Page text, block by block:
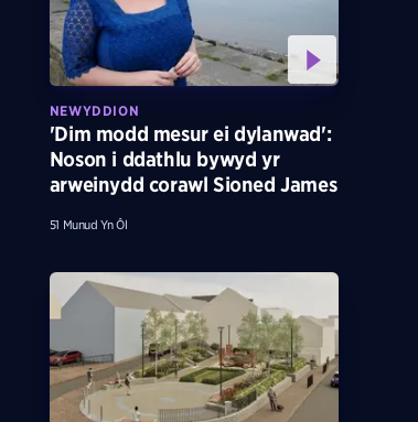
NEWYDDION
'Dim modd mesur ei dylanwad':
Noson i ddathlu bywyd yr
arweinydd corawl Sioned James
51 Munud Yn Ôl